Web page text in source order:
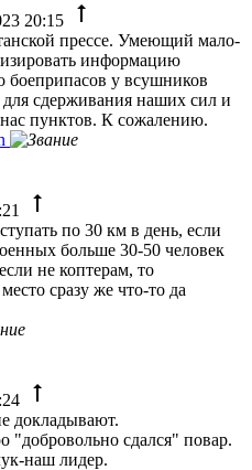
20:15
прессе. Умеющий мало-
информацию
боеприпасов у всушников
для сдерживания наших сил и
нас пунктов. К сожалению.
по 30 км в день, если
больше 30-50 человек
не коптерам, то
сразу же что-то да
докладывают.
"добровольно сдался" повар.
наш лидер.